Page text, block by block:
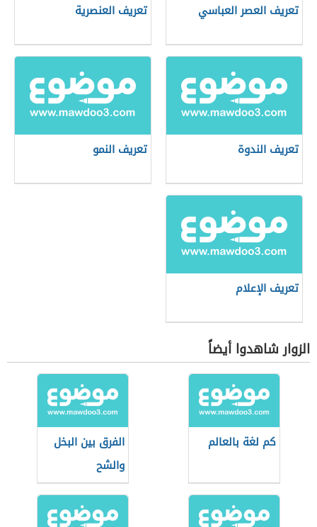
تعريف العصر العباسي تعريف العنصرية
تعريف الندوة تعريف النمو
تعريف الإعلام
الزوار شاهدوا أيضاً
كم لغة بالعالم
الفرق بين البخل
والشح